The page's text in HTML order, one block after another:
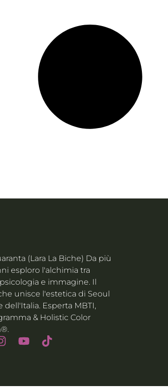
(Lara La Biche) Da più
esploro l'alchimia tra
e immagine. Il
unisce l'estetica di Seoul
dell'Italia. Esperta MBTI,
& Holistic Color